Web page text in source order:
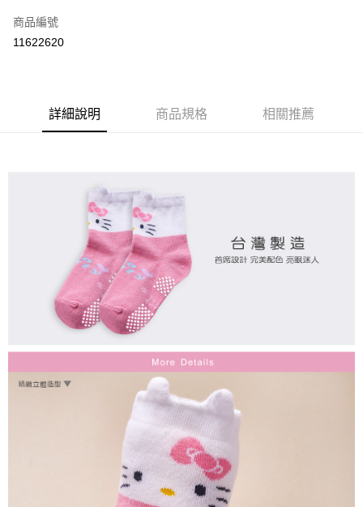
Apple Pay
ATM付款
每筆NT$80，滿NT$899(含以上)免運費
付款後全家取貨
每筆NT$80，滿NT$859(含以上)免運費
7-11取貨付款
每筆NT$80，滿NT$899(含以上)免運費
每筆NT$80，滿NT$859(含以上)免運費
宅配
每筆NT$85，滿NT$859(含以上)免運費
商品編號
11622620
詳細說明 商品規格 相關推薦